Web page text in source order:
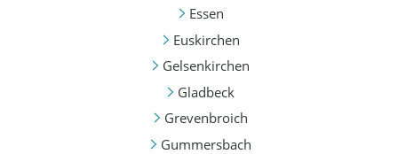
Essen
Euskirchen
Gelsenkirchen
Gladbeck
Grevenbroich
Gummersbach